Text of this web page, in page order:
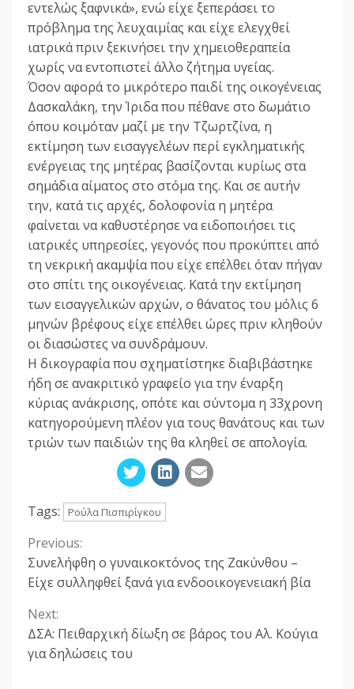
εντελώς ξαφνικά», ενώ είχε ξεπεράσει το
πρόβλημα της λευχαιμίας και είχε ελεγχθεί
ιατρικά πριν ξεκινήσει την χημειοθεραπεία
χωρίς να εντοπιστεί άλλο ζήτημα υγείας.
Όσον αφορά το μικρότερο παιδί της οικογένειας
Δασκαλάκη, την Ίριδα που πέθανε στο δωμάτιο
όπου κοιμόταν μαζί με την Τζωρτζίνα, η
εκτίμηση των εισαγγελέων περί εγκληματικής
ενέργειας της μητέρας βασίζονται κυρίως στα
σημάδια αίματος στο στόμα της. Και σε αυτήν
την, κατά τις αρχές, δολοφονία η μητέρα
φαίνεται να καθυστέρησε να ειδοποιήσει τις
ιατρικές υπηρεσίες, γεγονός που προκύπτει από
τη νεκρική ακαμψία που είχε επέλθει όταν πήγαν
στο σπίτι της οικογένειας. Κατά την εκτίμηση
των εισαγγελικών αρχών, ο θάνατος του μόλις 6
μηνών βρέφους είχε επέλθει ώρες πριν κληθούν
οι διασώστες να συνδράμουν.
Η δικογραφία που σχηματίστηκε διαβιβάστηκε
ήδη σε ανακριτικό γραφείο για την έναρξη
κύριας ανάκρισης, οπότε και σύντομα η 33χρονη
κατηγορούμενη πλέον για τους θανάτους και των
τριών των παιδιών της θα κληθεί σε απολογία.
Tags: Ρούλα Πισπιρίγκου
Continue
Reading
Previous:
Συνελήφθη ο γυναικοκτόνος της Ζακύνθου –
Είχε συλληφθεί ξανά για ενδοοικογενειακή βία
Next:
ΔΣΑ: Πειθαρχική δίωξη σε βάρος του Αλ. Κούγια
για δηλώσεις του